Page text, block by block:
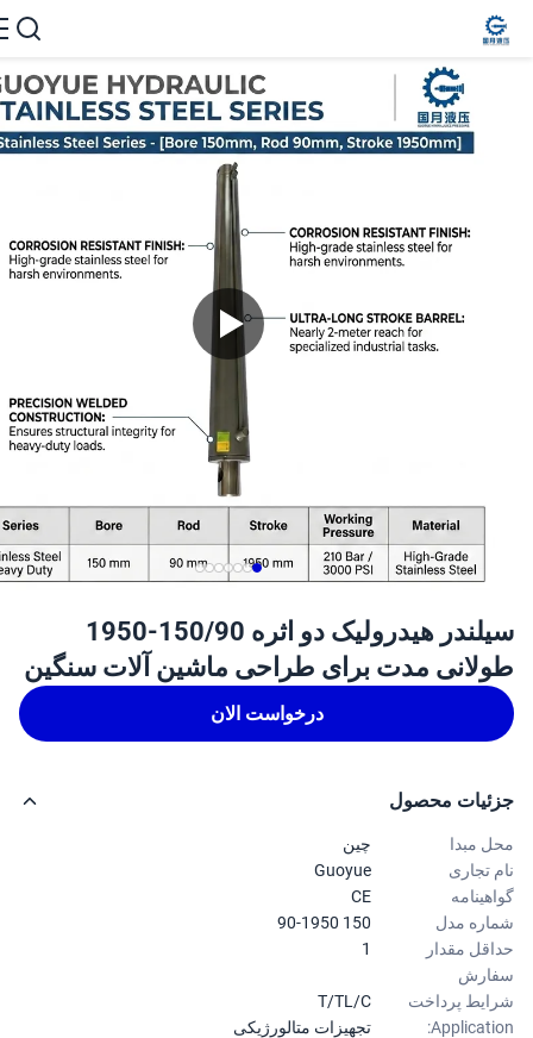
سیلندر هیدرولیک دو اثره 150/90-1950
مدت برای طراحی ماشین آلات سنگین
درخواست الان
محصول
مبدا
تجاری
Guoyue
مدل
مقدار
پرداخت
T/TL/C
تجهیزات متالورژیکی